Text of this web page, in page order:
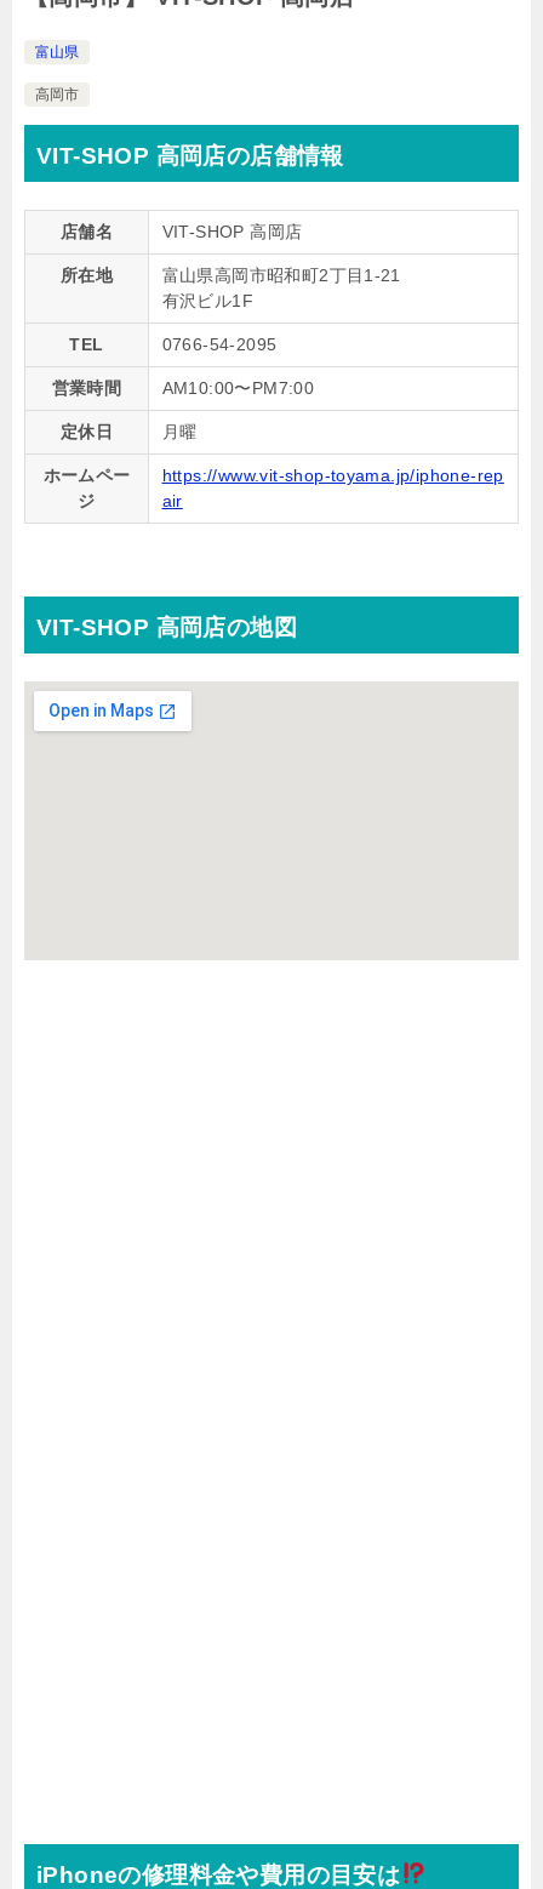
富山県
高岡市
VIT-SHOP 高岡店の店舗情報
店舗名 VIT-SHOP 高岡店
所在地
富山県高岡市昭和町2丁目1-21
有沢ビル1F
TEL 0766-54-2095
営業時間 AM10:00〜PM7:00
定休日 月曜
ホームペー
ジ
https://www.vit-shop-toyama.jp/iphone-rep
air
VIT-SHOP 高岡店の地図
iPhoneの修理料金や費用の目安は